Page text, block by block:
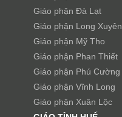
Giáo phận Đà Lạt
Giáo phận Long Xuyên
Giáo phận Mỹ Tho
Giáo phận Phan Thiết
Giáo phận Phú Cường
Giáo phận Vĩnh Long
Giáo phận Xuân Lộc